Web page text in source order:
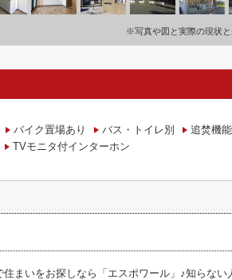
※写真や図と実際の現状
バイク置場あり バス・トイレ別
追焚機
TVモニタ付インターホン
まいをお探しなら「エスポワール」♪知らな